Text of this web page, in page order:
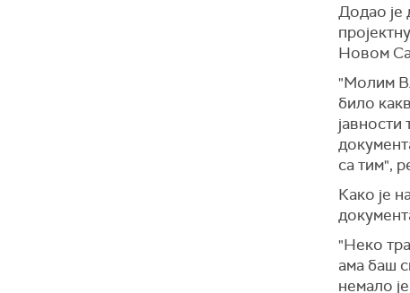
Додао је
Новом
"Молим
било
са тим",
Како је
"Неко
ама баш
немало